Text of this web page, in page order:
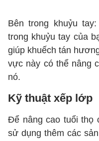
Bên trong khuỷu
trong khuỷu tay của
giúp khuếch tán
vực này có thể nâng
nó.
Kỹ thuật xếp lớp
Để nâng cao tuổi thọ
sử dụng thêm các